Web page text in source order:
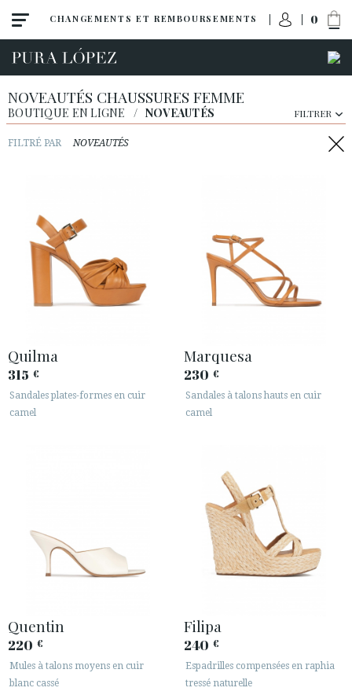
CHANGEMENTS ET REMBOURSEMENTS 0
Toute la collection
Sandales
Compensées
Talon haut
Talon moyen
Chaussures plates
ACCÈS À MA COMMANDE
ENGLISH
PAYS: ITALIA
· EXPÉDITIONS
· CHANGEMENTS ET REMBOURSEMENTS
· POLITIQUE DE CONFIDENTIALITÉ
· TERMES ET CONDITIONS
NOVEAUTÉS CHAUSSURES FEMME
BOUTIQUE EN LIGNE / NOVEAUTÉS FILTRER
FILTRÉ PAR NOVEAUTÉS
Quilma
315 €
Sandales plates-formes en cuir
camel
Marquesa
230 €
Sandales à talons hauts en cuir
camel
Quentin
220 €
Mules à talons moyens en cuir
blanc cassé
Filipa
240 €
Espadrilles compensées en raphia
tressé naturelle